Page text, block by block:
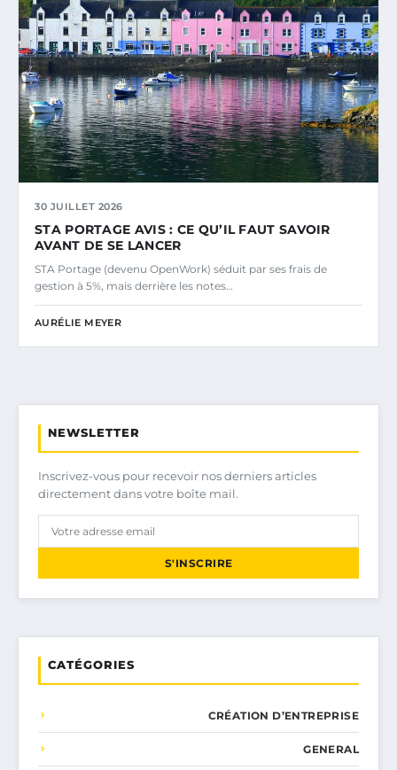
30 JUILLET 2026
STA PORTAGE AVIS : CE QU’IL FAUT SAVOIR
AVANT DE SE LANCER
STA Portage (devenu OpenWork) séduit par ses frais de
gestion à 5%, mais derrière les notes…
AURÉLIE MEYER
NEWSLETTER
Inscrivez-vous pour recevoir nos derniers articles
directement dans votre boîte mail.
S'INSCRIRE
CATÉGORIES
CRÉATION D’ENTREPRISE
GENERAL